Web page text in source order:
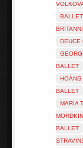
BALLET
DEUCE
BALLET
HOÀNG
BALLET
MARIA
MORDKIN
BALLET